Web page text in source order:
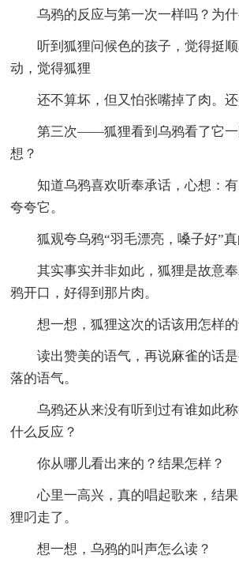
乌鸦的反应与第一次一样吗？为
听到狐狸问候色的孩子，觉得挺
动，觉得狐狸
还不算坏，但又怕张嘴掉了肉。还
第三次——狐狸看到乌鸦看了它
想？
知道乌鸦喜欢听奉承话，心想：
夸夸它。
狐观夸乌鸦“羽毛漂亮，嗓子好”
其实事实并非如此，狐狸是故意
鸦开口，好得到那片肉。
想一想，狐狸这次的话该用怎样
读出赞美的语气，再说麻雀的话
落的语气。
乌鸦还从来没有听到过有谁如此
什么反应？
你从哪儿看出来的？结果怎样？
心里一高兴，真的唱起歌来，结
狸叼走了。
想一想，乌鸦的叫声怎么读？